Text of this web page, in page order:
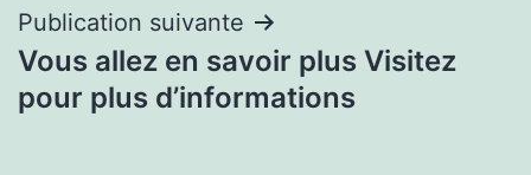
Publication suivante
Vous allez en savoir plus Visitez
pour plus d’informations